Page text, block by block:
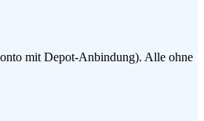
mit Depot-Anbindung). Alle ohne